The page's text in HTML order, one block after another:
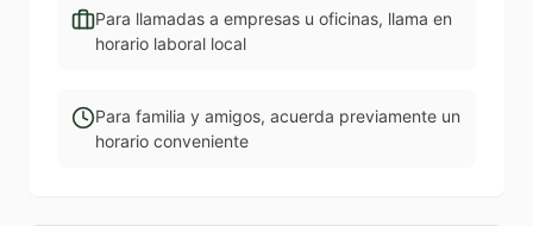
Para llamadas a empresas u oficinas, llama en
horario laboral local
Para familia y amigos, acuerda previamente un
horario conveniente